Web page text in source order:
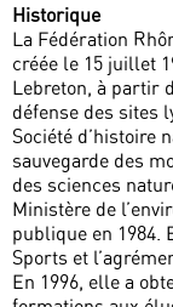
Historique
La Fédération
créée le 15 juillet
Lebreton, à partir
défense des sites
Société d’histoire
sauvegarde des
des sciences
Ministère de
publique en 1984.
Sports et
En 1996, elle a